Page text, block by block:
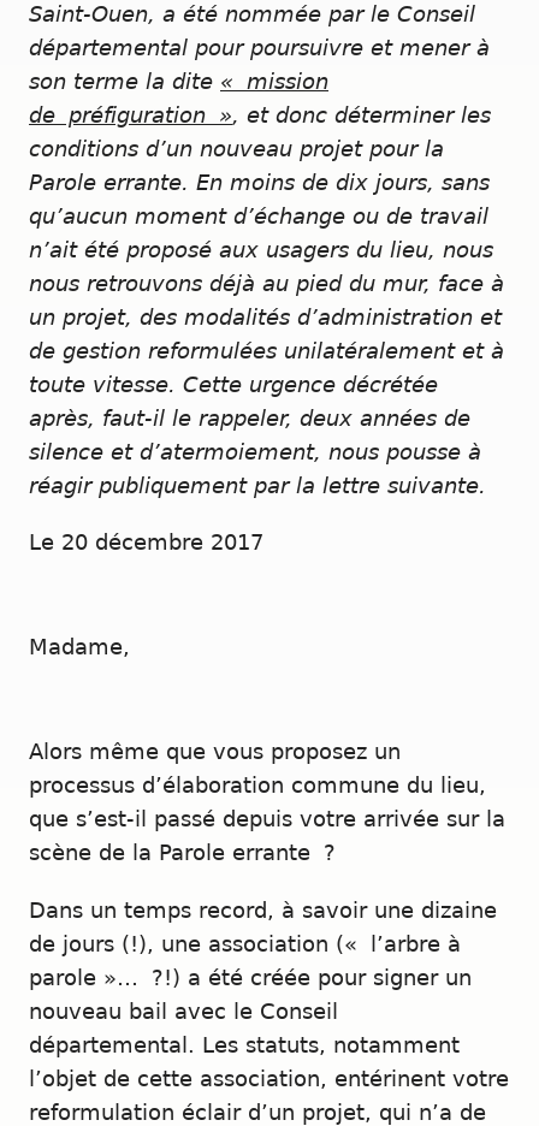
Saint-Ouen, a été nommée par le Conseil
départemental pour poursuivre et mener à
son terme la dite « mission
de préfiguration », et donc déterminer les
conditions d’un nouveau projet pour la
Parole errante. En moins de dix jours, sans
qu’aucun moment d’échange ou de travail
n’ait été proposé aux usagers du lieu, nous
nous retrouvons déjà au pied du mur, face à
un projet, des modalités d’administration et
de gestion reformulées unilatéralement et à
toute vitesse. Cette urgence décrétée
après, faut-il le rappeler, deux années de
silence et d’atermoiement, nous pousse à
réagir publiquement par la lettre suivante.
Le 20 décembre 2017
Madame,
Alors même que vous proposez un
processus d’élaboration commune du lieu,
que s’est-il passé depuis votre arrivée sur la
scène de la Parole errante ?
Dans un temps record, à savoir une dizaine
de jours (!), une association (« l’arbre à
parole »… ?!) a été créée pour signer un
nouveau bail avec le Conseil
départemental. Les statuts, notamment
l’objet de cette association, entérinent votre
reformulation éclair d’un projet, qui n’a de